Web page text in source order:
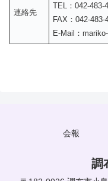
連絡先
TEL：042-
FAX：042-
E-Mail：
会報
調